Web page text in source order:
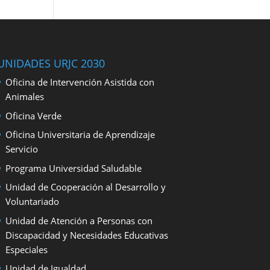
URJC 2030
Oficina de Intervención Asistida con
Animales
Oficina Verde
Oficina Universitaria de Aprendizaje
Servicio
Programa Universidad Saludable
Unidad de Cooperación al Desarrollo y
Voluntariado
Unidad de Atención a Personas con
Discapacidad y Necesidades Educativas
Especiales